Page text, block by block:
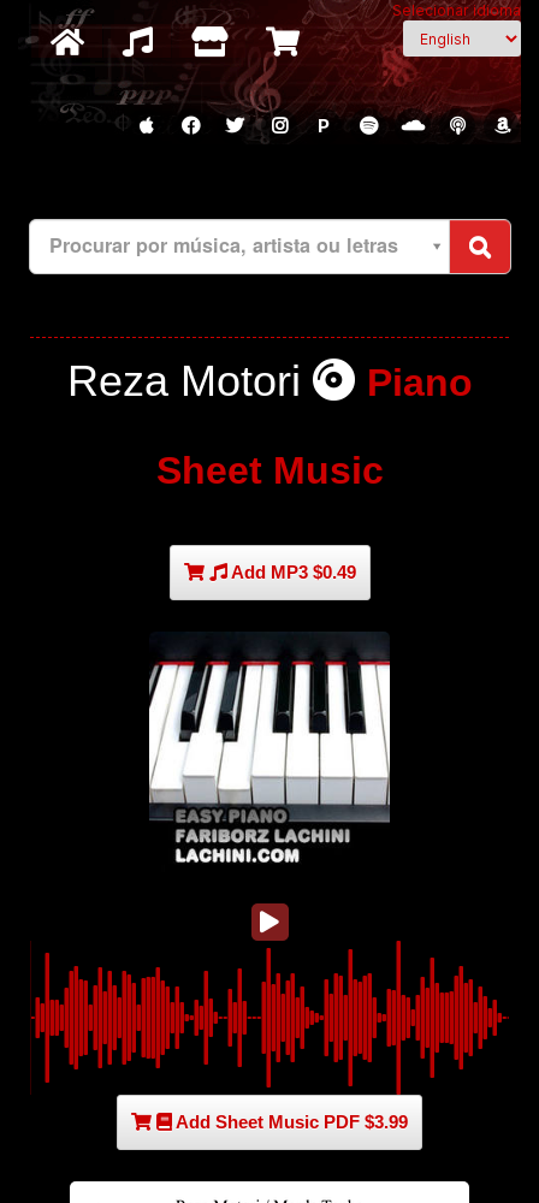
Selecionar idioma
P
Procurar por música, artista ou letras
Reza Motori Piano
Sheet Music
Add MP3 $0.49
Add Sheet Music PDF $3.99